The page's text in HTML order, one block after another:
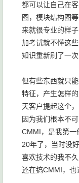
都可以让自己在
图，模块结构图
来就很专业的样
加考试就不懂这
知识重新刷了一
但有些东西就只
特征，产生怎样
天客户提起这个
因为我们根本不
CMMI，是我第一
20年了，当时没
喜欢技术的我不
还在搞CMMI，也